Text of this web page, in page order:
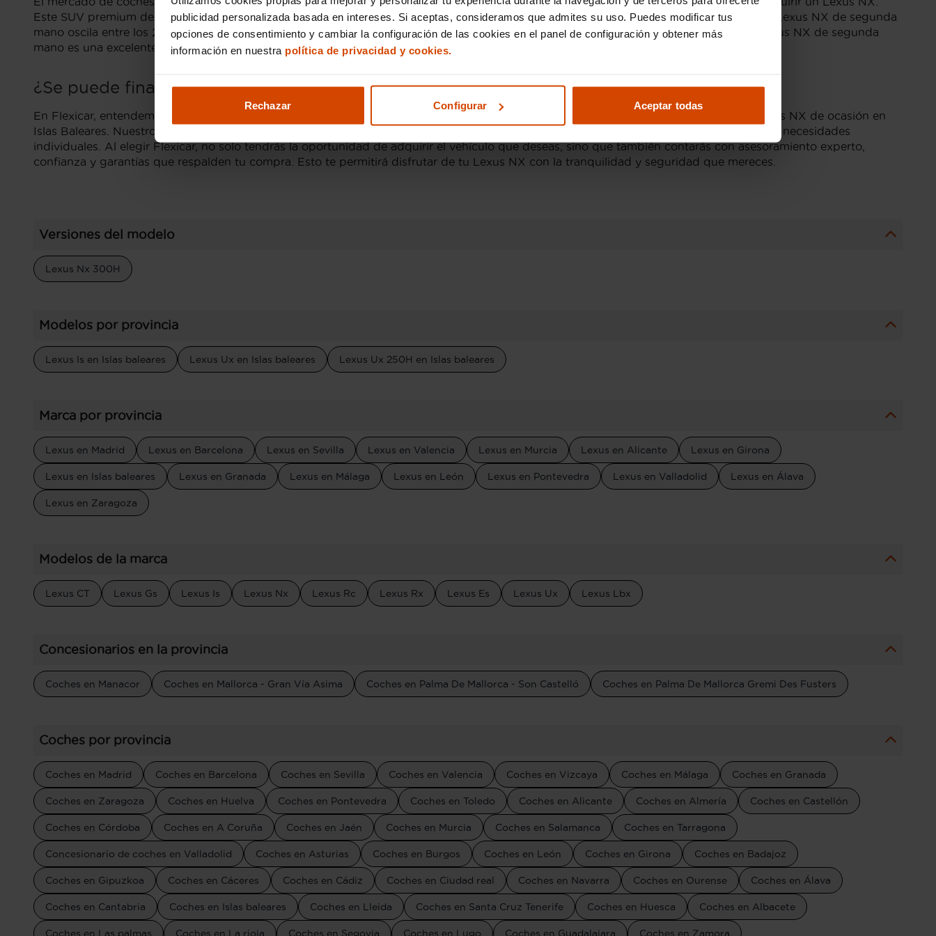
publicidad personalizada basada en intereses. Si aceptas, consideramos que admites su uso. Puedes modificar tus
opciones de consentimiento y cambiar la configuración de las cookies en el panel de configuración y obtener más
información en nuestra política de privacidad y cookies.
Rechazar Configurar Aceptar todas
Este SUV premium destaca por su diseño elegante, tecnología avanzada y confort sin igual. En las Islas Baleares, el precio medio de un Lexus NX de segunda
mano oscila entre los 28,000 y 45,000 euros, dependiendo del año del modelo, el kilometraje y el estado del vehículo. Optar por un Lexus NX de segunda
mano es una excelente manera de disfrutar de la experiencia de conducción de lujo que ofrece la marca a un precio más accesible.
¿Se puede financiar un Lexus NX de ocasión en Islas Baleares con Flexicar?
En Flexicar, entendemos que la compra de un coche es una decisión importante y, por ello, ofrecemos la posibilidad de financiar tu Lexus NX de ocasión en
Islas Baleares. Nuestro objetivo es facilitarte el proceso de compra al máximo, proporcionando opciones de financiación adaptadas a tus necesidades
individuales. Al elegir Flexicar, no solo tendrás la oportunidad de adquirir el vehículo que deseas, sino que también contarás con asesoramiento experto,
confianza y garantías que respalden tu compra. Esto te permitirá disfrutar de tu Lexus NX con la tranquilidad y seguridad que mereces.
Versiones del modelo
Lexus Nx 300H
Modelos por provincia
Lexus Is en Islas baleares Lexus Ux en Islas baleares Lexus Ux 250H en Islas baleares
Marca por provincia
Lexus en Madrid Lexus en Barcelona Lexus en Sevilla Lexus en Valencia Lexus en Murcia Lexus en Alicante Lexus en Girona
Lexus en Islas baleares Lexus en Granada Lexus en Málaga Lexus en León Lexus en Pontevedra Lexus en Valladolid Lexus en Álava
Lexus en Zaragoza
Modelos de la marca
Lexus CT Lexus Gs Lexus Is Lexus Nx Lexus Rc Lexus Rx Lexus Es Lexus Ux Lexus Lbx
Concesionarios en la provincia
Coches en Manacor Coches en Mallorca - Gran Vía Asima Coches en Palma De Mallorca - Son Castelló Coches en Palma De Mallorca Gremi Des Fusters
Coches por provincia
Coches en Madrid Coches en Barcelona Coches en Sevilla Coches en Valencia Coches en Vizcaya Coches en Málaga Coches en Granada
Coches en Zaragoza Coches en Huelva Coches en Pontevedra Coches en Toledo Coches en Alicante Coches en Almería Coches en Castellón
Coches en Córdoba Coches en A Coruña Coches en Jaén Coches en Murcia Coches en Salamanca Coches en Tarragona
Concesionario de coches en Valladolid Coches en Asturias Coches en Burgos Coches en León Coches en Girona Coches en Badajoz
Coches en Gipuzkoa Coches en Cáceres Coches en Cádiz Coches en Ciudad real Coches en Navarra Coches en Ourense Coches en Álava
Coches en Cantabria Coches en Islas baleares Coches en Lleida Coches en Santa Cruz Tenerife Coches en Huesca Coches en Albacete
Coches en Las palmas Coches en La rioja Coches en Segovia Coches en Lugo Coches en Guadalajara Coches en Zamora